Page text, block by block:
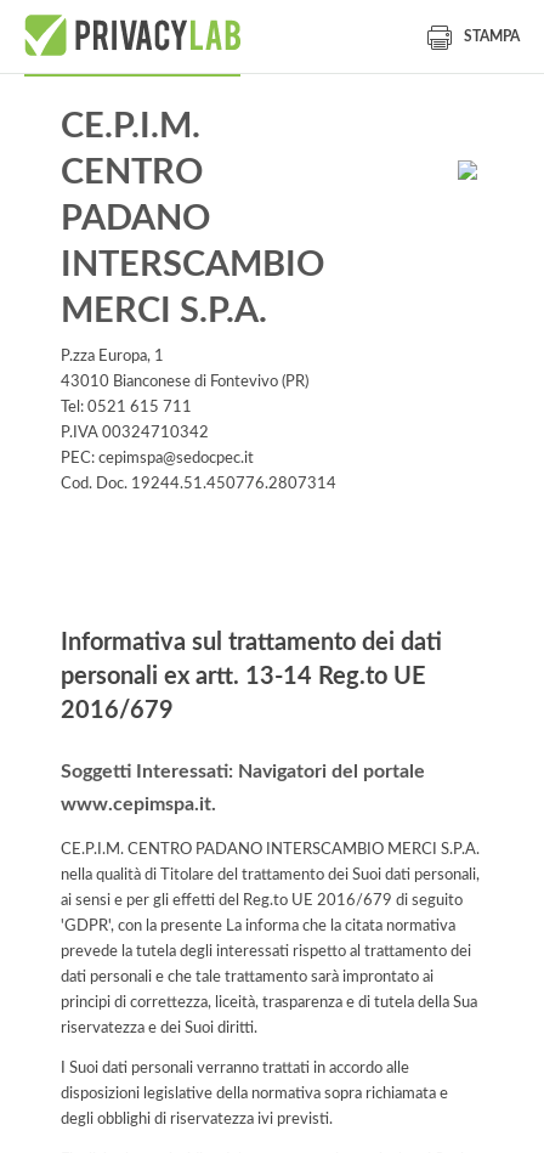
STAMPA
CE.P.I.M.
CENTRO
PADANO
INTERSCAMBIO
MERCI S.P.A.
P.zza Europa, 1
43010 Bianconese di Fontevivo (PR)
Tel: 0521 615 711
P.IVA 00324710342
PEC: cepimspa@sedocpec.it
Cod. Doc. 19244.51.450776.2807314
Informativa sul trattamento dei dati
personali ex artt. 13-14 Reg.to UE
2016/679
Soggetti Interessati: Navigatori del portale
www.cepimspa.it.
CE.P.I.M. CENTRO PADANO INTERSCAMBIO MERCI S.P.A.
nella qualità di Titolare del trattamento dei Suoi dati personali,
ai sensi e per gli effetti del Reg.to UE 2016/679 di seguito
'GDPR', con la presente La informa che la citata normativa
prevede la tutela degli interessati rispetto al trattamento dei
dati personali e che tale trattamento sarà improntato ai
principi di correttezza, liceità, trasparenza e di tutela della Sua
riservatezza e dei Suoi diritti.
I Suoi dati personali verranno trattati in accordo alle
disposizioni legislative della normativa sopra richiamata e
degli obblighi di riservatezza ivi previsti.